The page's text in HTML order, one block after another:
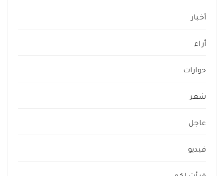
أخبار
أراء
حوارات
شعر
عاجل
فيديو